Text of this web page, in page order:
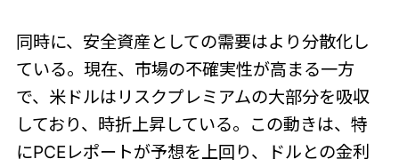
同時に、安全資産としての需要はより分散化し
ている。現在、市場の不確実性が高まる一方
で、米ドルはリスクプレミアムの大部分を吸収
しており、時折上昇している。この動きは、特
にPCEレポートが予想を上回り、ドルとの金利